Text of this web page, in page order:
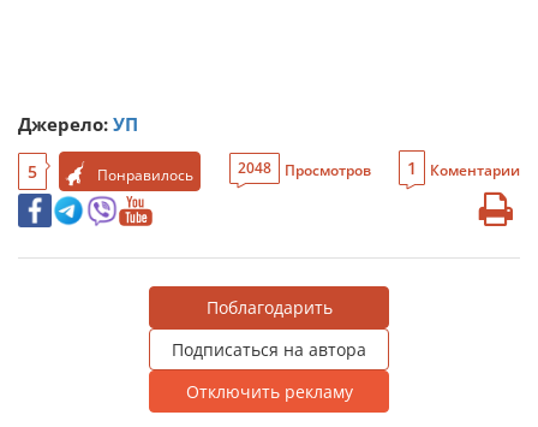
Джерело: УП
5 Понравилось 2048 Просмотров 1 Коментарии
Поблагодарить
Подписаться на автора
Отключить рекламу